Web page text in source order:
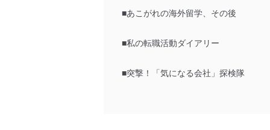
■あこがれの海外留学、その後
■私の転職活動ダイアリー
■突撃！「気になる会社」探検隊